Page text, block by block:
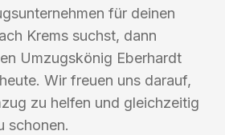
für deinen
Krems suchst, dann
Umzugskönig Eberhardt
Wir freuen uns darauf,
zu helfen und gleichzeitig
schonen.